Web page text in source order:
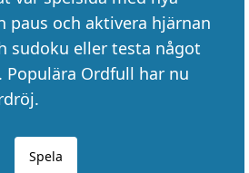
paus och aktivera hjärnan
sudoku eller testa något
Populära Ordfull har nu
Spela